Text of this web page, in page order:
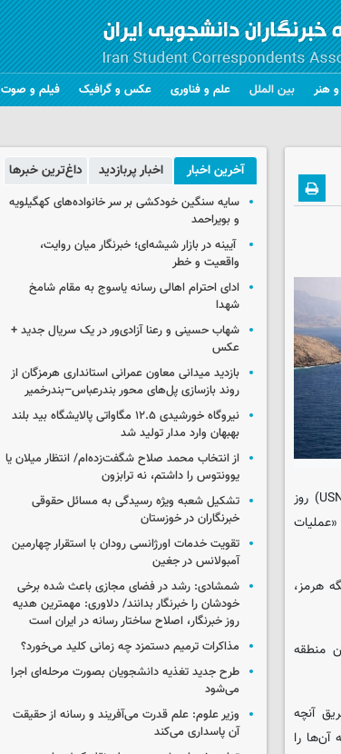
هنر بین الملل علم و فناوری عکس و گرافیک فیلم و صوت
به گزارش گروه بین الملل ایسکانیوز، فرماندهی مرکزی نیروی دریایی ایالات متحده (USNAVCENT) روز
«عملیات
هرمز،
در این منطقه
آنچه
آن‌ها را
آخرین اخبار اخبار پربازدید داغ‌ترین خبرها
سایه سنگین خودکشی بر سر خانواده‌های کهگیلویه
و بویراحمد
آیینه در بازار شیشه‌ای؛ خبرنگار میان روایت،
واقعیت و خطر
ادای احترام اهالی رسانه یاسوج به مقام شامخ
شهدا
شهاب حسینی و رعنا آزادی‌ور در یک سریال جدید +
عکس
بازدید میدانی معاون عمرانی استانداری هرمزگان از
روند بازسازی پل‌های محور بندرعباس–بندرخمیر
نیروگاه خورشیدی ۱۲.۵ مگاواتی پالایشگاه بید بلند
بهبهان وارد مدار تولید شد
از انتخاب محمد صلاح شگفت‌زده‌ام/ انتظار میلان یا
یوونتوس را داشتم، نه ترابزون
تشکیل شعبه ویژه رسیدگی به مسائل حقوقی
خبرنگاران در خوزستان
تقویت خدمات اورژانسی رودان با استقرار چهارمین
آمبولانس در جغین
شمشادی: رشد در فضای مجازی باعث شده برخی
خودشان را خبرنگار بدانند/ دلاوری: مهمترین هدیه‌
روز خبرنگار، اصلاح ساختار رسانه در ایران است
مذاکرات ترمیم دستمزد چه زمانی کلید می‌خورد؟
طرح جدید تغذیه دانشجویان بصورت مرحله‌ای اجرا
می‌شود
وزیر علوم: علم قدرت می‌آفریند و رسانه از حقیقت
آن پاسداری می‌کند